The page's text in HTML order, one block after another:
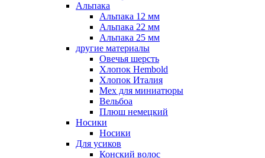
Альпака
Альпака 12 мм
Альпака 22 мм
Альпака 25 мм
другие материалы
Овечья шерсть
Хлопок Hembold
Хлопок Италия
Мех для миниатюры
Вельбоа
Плюш немецкий
Носики
Носики
Для усиков
Конский волос